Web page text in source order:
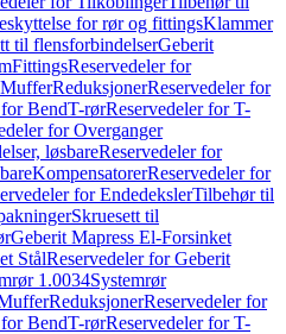
for rør og fittingsKlammer
til flensforbindelserGeberit
FittingsReservedeler for
ReduksjonerReservedeler for
BendT-rørReservedeler for T-
for Overganger
løsbareReservedeler for
KompensatorerReservedeler for
for EndedekslerTilbehør til
Skruesett til
Geberit Mapress El-Forsinket
StålReservedeler for Geberit
1.0034Systemrør
ReduksjonerReservedeler for
BendT-rørReservedeler for T-